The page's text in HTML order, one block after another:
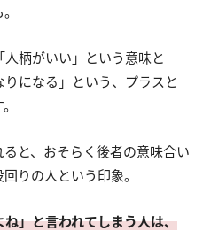
柄がいい」という意味と
りになる」という、プラスと
と、おそらく後者の意味合い
りの人という印象。
」と言われてしまう人は、